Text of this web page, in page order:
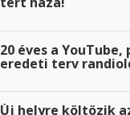
20 éves a YouTube,
eredeti terv
Új helyre költözik